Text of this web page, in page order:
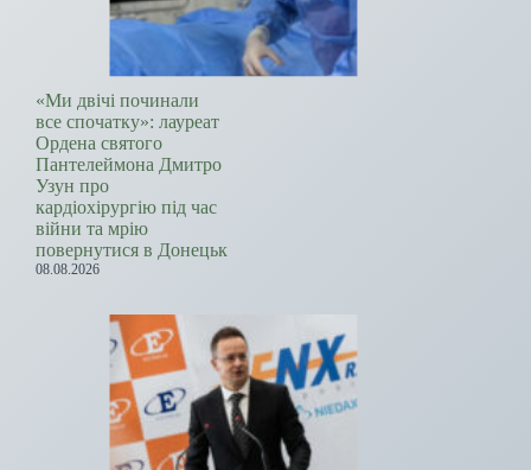
«Ми двічі починали
все спочатку»: лауреат
Ордена святого
Пантелеймона Дмитро
Узун про
кардіохірургію під час
війни та мрію
повернутися в Донецьк
08.08.2026